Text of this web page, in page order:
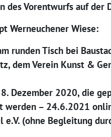
Vorentwurfs auf der
Werneuchener Wiese:
runden Tisch bei
dem Verein Kunst &
Dezember 2020, die
– 24.6.2021
(ohne Begleitung